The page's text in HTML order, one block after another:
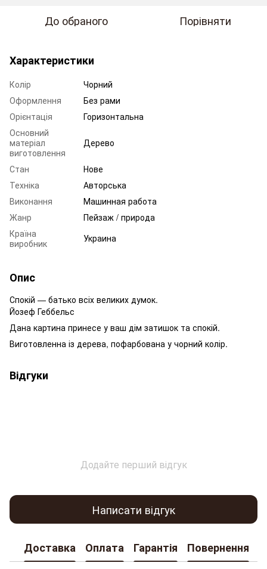
До обраного Порівняти
Характеристики
Колір
Чорний
Оформлення
Без рами
Орієнтація
Горизонтальна
Основний
матеріал
виготовлення
Дерево
Стан
Нове
Техніка
Авторська
Виконання
Машинная работа
Жанр
Пейзаж / природа
Країна
виробник
Украина
Опис
Спокій — батько всіх великих думок.
Йозеф Геббельс
Дана картина принесе у ваш дім затишок та спокій.
Виготовленна із дерева, пофарбована у чорний колір.
Відгуки
Додайте перший відгук
Написати відгук
Доставка Оплата Гарантія Повернення